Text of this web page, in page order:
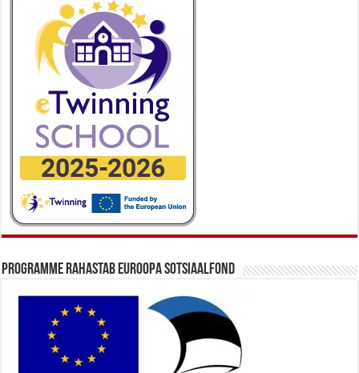
Programme rahastab Euroopa Sotsiaalfond